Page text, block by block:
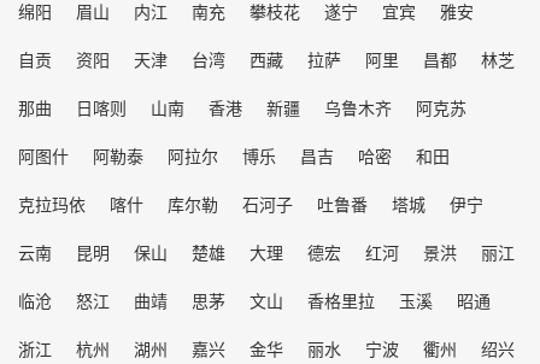
绵阳
眉山 内江 南充 攀枝花 遂宁 宜宾
雅安
自贡
资阳 天津 台湾 西藏 拉萨 阿里 昌都
林芝
那曲
日喀则 山南 香港 新疆 乌鲁木齐
阿克苏
阿图什
阿勒泰 阿拉尔 博乐 昌吉 哈密
和田
克拉玛依
喀什 库尔勒 石河子 吐鲁番 塔城
伊宁
云南
昆明 保山 楚雄 大理 德宏 红河 景洪
丽江
临沧
怒江 曲靖 思茅 文山 香格里拉 玉溪
昭通
浙江
杭州 湖州 嘉兴 金华 丽水 宁波 衢州 绍兴